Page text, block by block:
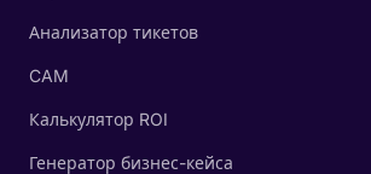
Анализатор тикетов
CAM
Калькулятор ROI
Генератор бизнес-кейса